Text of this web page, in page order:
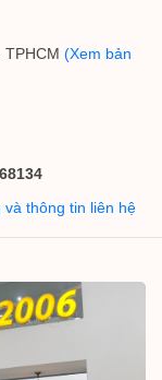
(Xem bản
thông tin liên hệ